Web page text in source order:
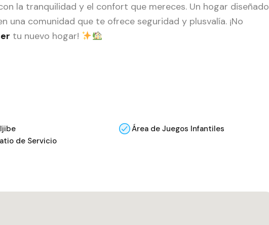
la tranquilidad y el confort que mereces. Un hogar diseñado
una comunidad que te ofrece seguridad y plusvalía. ¡No
tu nuevo hogar!
Área de Juegos Infantiles
de Servicio